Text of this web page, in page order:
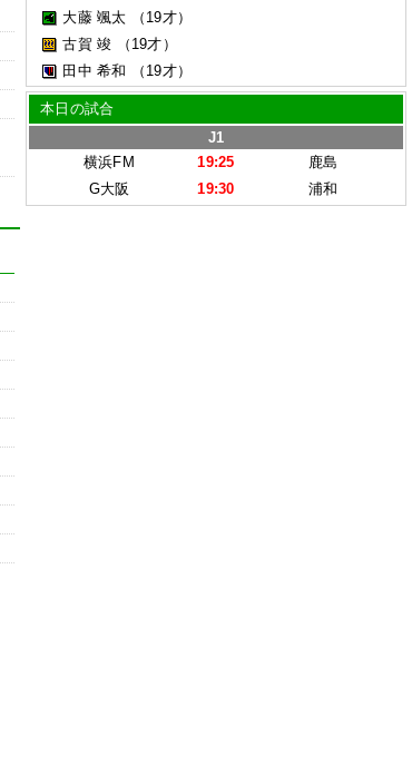
大藤 颯太
（19才）
古賀 竣
（19才）
田中 希和
（19才）
本日の試合
J1
横浜FM
19:25
鹿島
G大阪
19:30 浦和